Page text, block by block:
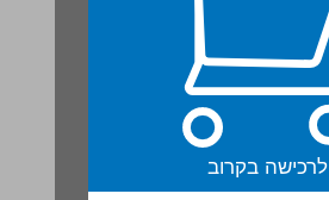
לרכישה בקרוב